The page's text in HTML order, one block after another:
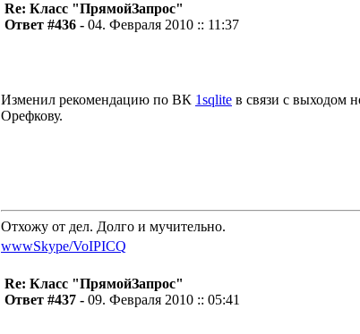
Re: Класс "ПрямойЗапрос"
Ответ #436 - 04. Февраля 2010 :: 11:37
Изменил рекомендацию по ВК 1sqlite в связи с выходом
Орефкову.
Отхожу от дел. Долго и мучительно.
wwwSkype/VoIPICQ
Re: Класс "ПрямойЗапрос"
Ответ #437 - 09. Февраля 2010 :: 05:41